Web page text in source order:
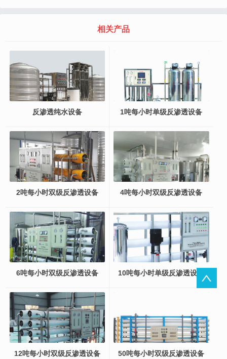
相关产品
反渗透纯水设备 1吨每小时单级反渗透设备
2吨每小时双级反渗透设备 4吨每小时双级反渗透设备
6吨每小时双级反渗透设备 10吨每小时单级反渗透设备
12吨每小时双级反渗透设备 50吨每小时双级反渗透设备